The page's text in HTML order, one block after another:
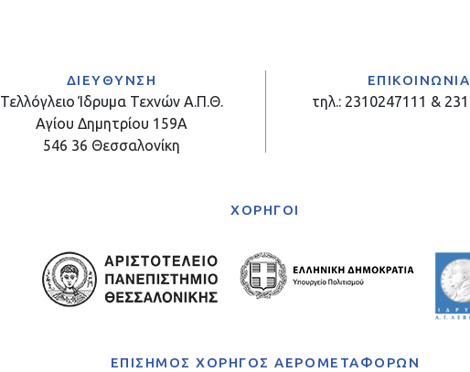
ΔΙΕΥΘΥΝΣΗ
Τελλόγλειο Ίδρυμα Τεχνών Α.Π.Θ.
Αγίου Δημητρίου 159Α
546 36 Θεσσαλονίκη
ΕΠΙΚΟΙΝΩΝΙΑ
τηλ.: 2310247111 &
ΧΟΡΗΓΟΙ
ΕΠΙΣΗΜΟΣ ΧΟΡΗΓΟΣ ΑΕΡΟΜΕΤΑΦΟΡΩΝ